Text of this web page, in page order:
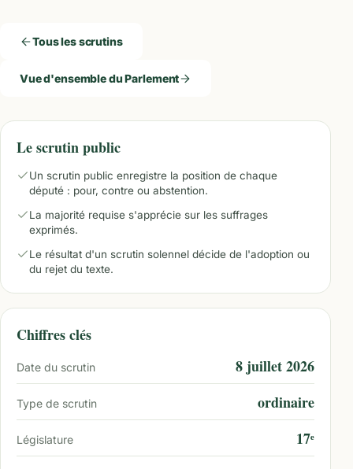
Tous les scrutins
Vue d'ensemble du Parlement
Le scrutin public
Un scrutin public enregistre la position de chaque
député : pour, contre ou abstention.
La majorité requise s'apprécie sur les suffrages
exprimés.
Le résultat d'un scrutin solennel décide de l'adoption ou
du rejet du texte.
Chiffres clés
Date du scrutin 8 juillet 2026
Type de scrutin ordinaire
Législature
17ᵉ